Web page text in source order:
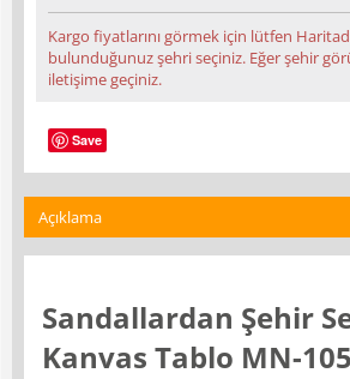
Kargo fiyatlarını görmek için lütfen
bulunduğunuz şehri seçiniz. Eğer şehir
iletişime geçiniz.
Save
Açıklama
Sandallardan Şehir
Kanvas Tablo MN-